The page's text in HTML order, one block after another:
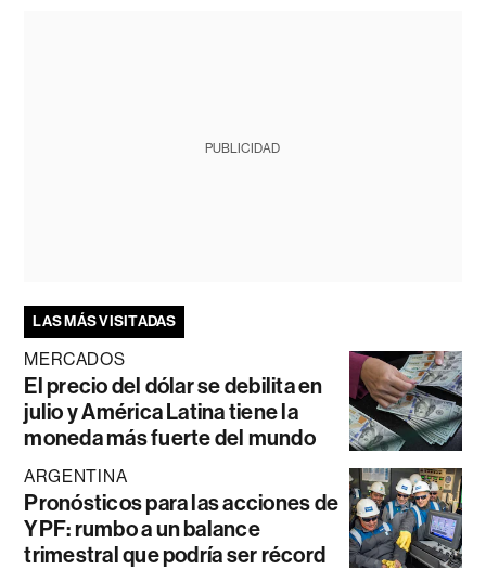
PUBLICIDAD
LAS MÁS VISITADAS
MERCADOS
El precio del dólar se debilita en
julio y América Latina tiene la
moneda más fuerte del mundo
ARGENTINA
Pronósticos para las acciones de
YPF: rumbo a un balance
trimestral que podría ser récord